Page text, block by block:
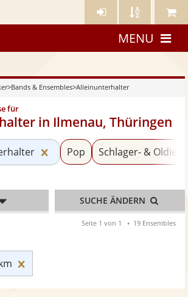
Künstler- Künstler Meine
MENU
>Bands & Ensembles>Alleinunterhalter
für
in Ilmenau, Thüringen
& Ensembles»
Kategorie
Pop Schlager- & Oldies
SUCHE ÄNDERN
Seite 1 von 1 19 Ensembles